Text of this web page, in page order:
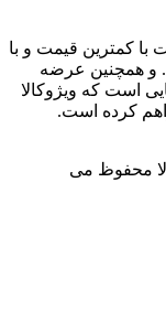
با کمترین قیمت و با
و همچنین عرضه
است که ویژوکالا
کرده است.
محفوظ می